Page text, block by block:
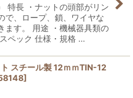
特長 ・ナットの頭部がリン
で、ロープ、鎖、ワイヤな
ます。 用途 ・機械器具類の
ペック 仕様・規格 …
スチール製 12ｍｍTIN-12
]